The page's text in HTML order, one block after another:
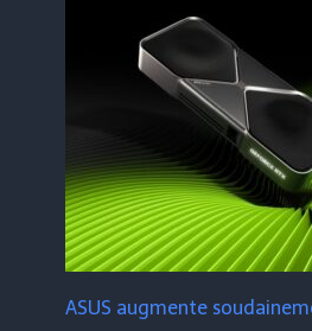
ASUS augmente